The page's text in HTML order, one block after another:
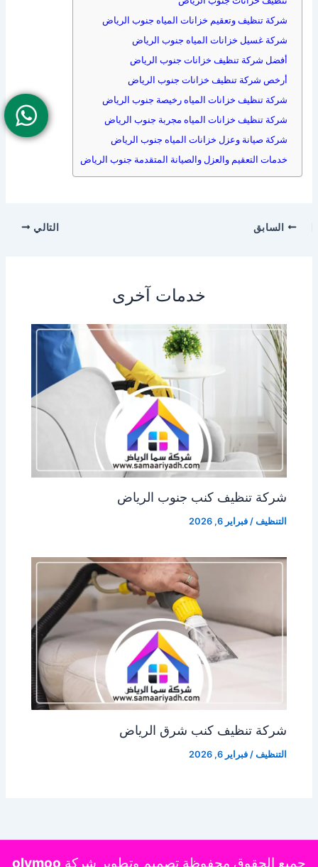
شركة تنظيف وتعقيم خزانات المياه جنوب الرياض
شركة غسيل خزانات المياه جنوب الرياض
أفضل شركة تنظيف خزانات جنوب الرياض
أرخص شركة تنظيف خزانات جنوب الرياض
شركة تنظيف خزانات المياه رخيصة جنوب الرياض
شركة تنظيف خزانات المياه مجربة جنوب الرياض
شركة صيانة وعزل خزانات المياه جنوب الرياض
خدمات التعقيم والعزل والصيانة المتقدمة جنوب الرياض
السابق التالي
خدمات آخرى
شركة تنظيف كنب جنوب الرياض
التنظيف /فبراير 6, 2026
شركة تنظيف كنب شرق الرياض
التنظيف /فبراير 6, 2026
جميع الحقوق محفوظة تصميم وتطوير شركة olymoo